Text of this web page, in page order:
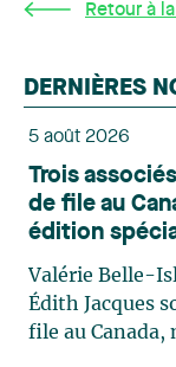
Retour à
DERNIÈRES
5 août 2026
Trois
de file au
édition
Valérie Belle-
Édith Jacques
file au